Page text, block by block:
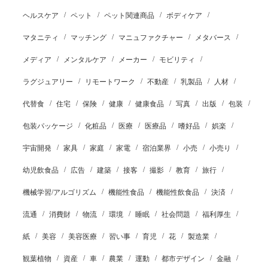
ヘルスケア ペット ペット関連商品 ボディケア
マタニティ マッチング マニュファクチャー メタバース
メディア メンタルケア メーカー モビリティ
ラグジュアリー リモートワーク 不動産 乳製品 人材
代替食 住宅 保険 健康 健康食品 写真 出版 包装
包装パッケージ 化粧品 医療 医療品 嗜好品 娯楽
宇宙開発 家具 家庭 家電 宿泊業界 小売 小売り
幼児飲食品 広告 建築 接客 撮影 教育 旅行
機械学習/アルゴリズム 機能性食品 機能性飲食品 決済
流通 消費財 物流 環境 睡眠 社会問題 福利厚生
紙 美容 美容医療 習い事 育児 花 製造業
観葉植物 資産 車 農業 運動 都市デザイン 金融